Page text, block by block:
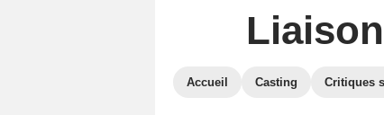
Accueil Casting Critiques